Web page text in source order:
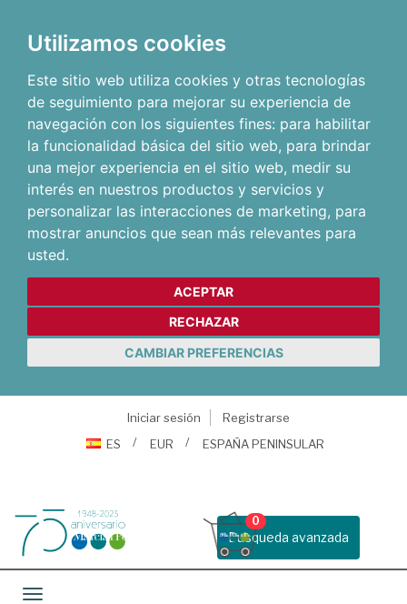
Utilizamos cookies
Este sitio web utiliza cookies y otras tecnologías
de seguimiento para mejorar su experiencia de
navegación con los siguientes fines: para habilitar
la funcionalidad básica del sitio web, para brindar
una mejor experiencia en el sitio web, medir su
interés en nuestros productos y servicios y
personalizar las interacciones de marketing, para
mostrar anuncios que sean más relevantes para
usted.
ACEPTAR
RECHAZAR
CAMBIAR PREFERENCIAS
Iniciar sesión
Registrarse
ES
EUR ESPAÑA PENINSULAR
Busqueda avanzada
0
Toggle navigation